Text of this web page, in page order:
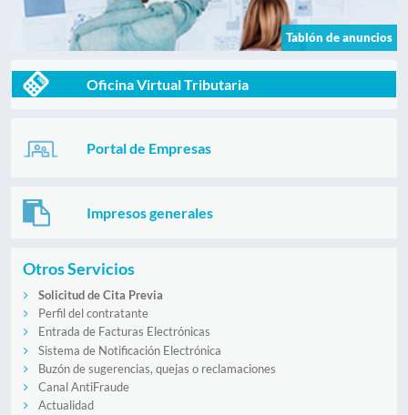
Tablón de anuncios
Oficina Virtual Tributaria
Portal de Empresas
Impresos generales
Otros Servicios
Solicitud de Cita Previa
Perfil del contratante
Entrada de Facturas Electrónicas
Sistema de Notificación Electrónica
Buzón de sugerencias, quejas o reclamaciones
Canal AntiFraude
Actualidad